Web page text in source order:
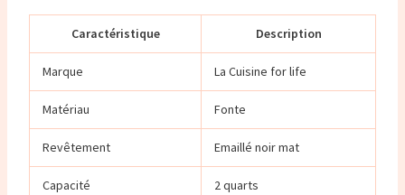
Caractéristique Description
Marque La Cuisine for life
Matériau Fonte
Revêtement Emaillé noir mat
Capacité 2 quarts